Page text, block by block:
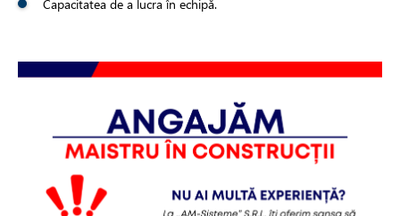
Capacitatea de a lucra în echipă.